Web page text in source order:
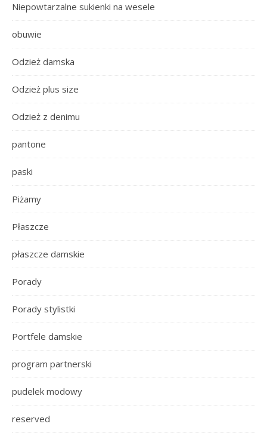
Niepowtarzalne sukienki na wesele
obuwie
Odzież damska
Odzież plus size
Odzież z denimu
pantone
paski
Piżamy
Płaszcze
płaszcze damskie
Porady
Porady stylistki
Portfele damskie
program partnerski
pudelek modowy
reserved